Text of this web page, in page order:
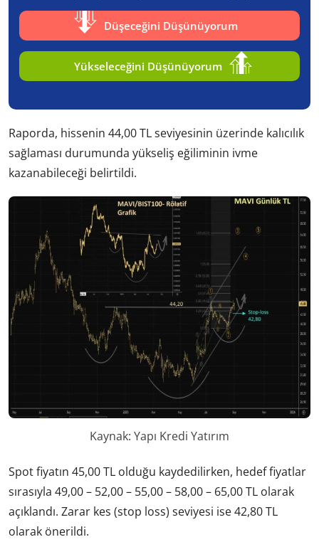
Düşeceğini Düşünüyorum
Yükseleceğini Düşünüyorum
Raporda, hissenin 44,00 TL seviyesinin üzerinde kalıcılık
sağlaması durumunda yükseliş eğiliminin ivme
kazanabileceği belirtildi.
Kaynak: Yapı Kredi Yatırım
Spot fiyatın 45,00 TL olduğu kaydedilirken, hedef fiyatlar
sırasıyla 49,00 – 52,00 – 55,00 – 58,00 – 65,00 TL olarak
açıklandı. Zarar kes (stop loss) seviyesi ise 42,80 TL
olarak önerildi.